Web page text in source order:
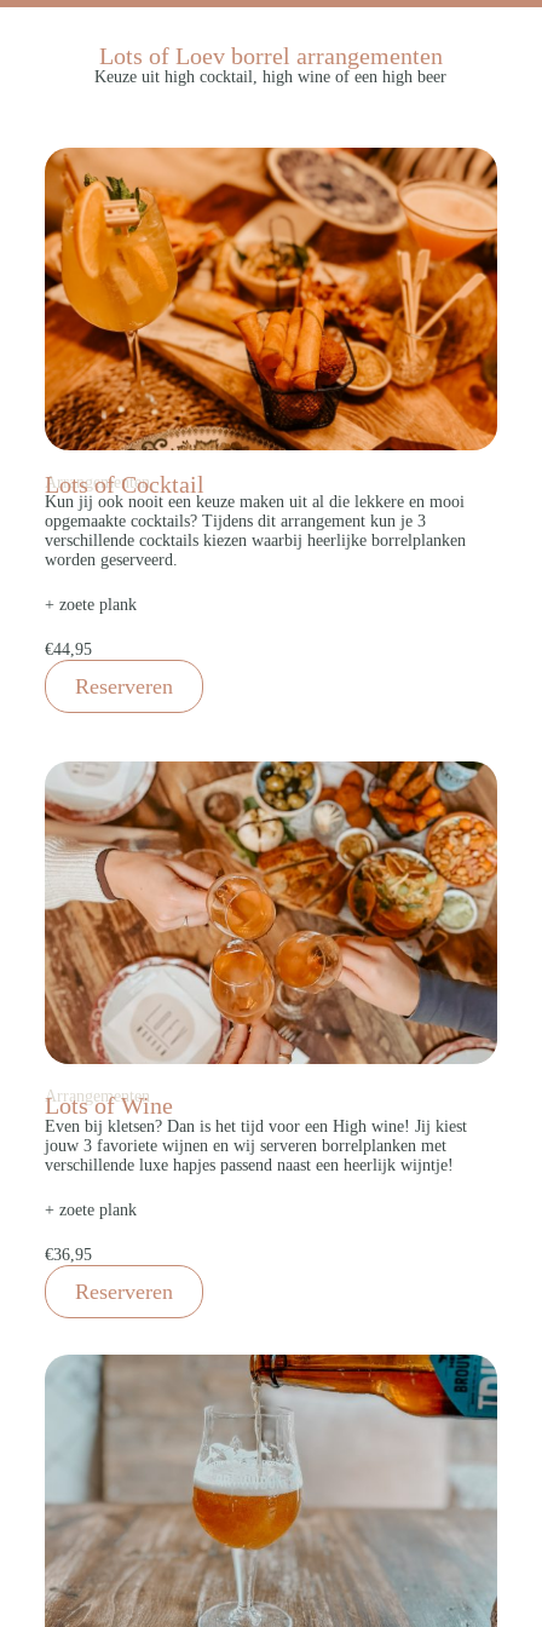
Lots of Loev borrel arrangementen
Keuze uit high cocktail, high wine of een high beer
Arrangementen
Lots of Cocktail
Kun jij ook nooit een keuze maken uit al die lekkere en mooi
opgemaakte cocktails? Tijdens dit arrangement kun je 3
verschillende cocktails kiezen waarbij heerlijke borrelplanken
worden geserveerd.
+ zoete plank
€44,95
Reserveren
Arrangementen
Lots of Wine
Even bij kletsen? Dan is het tijd voor een High wine! Jij kiest
jouw 3 favoriete wijnen en wij serveren borrelplanken met
verschillende luxe hapjes passend naast een heerlijk wijntje!
+ zoete plank
€36,95
Reserveren